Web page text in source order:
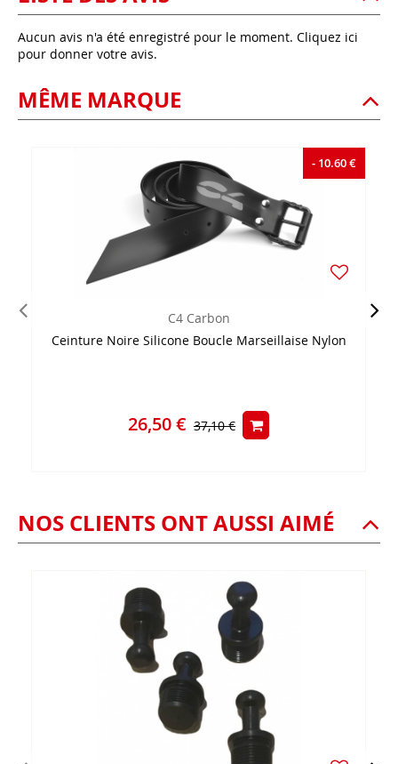
Aucun avis n'a été enregistré pour le moment. Cliquez ici
pour donner votre avis.
MÊME MARQUE
- 10.60 €
C4 Carbon
Ceinture Noire Silicone Boucle Marseillaise Nylon
26,50 € 37,10 €
NOS CLIENTS ONT AUSSI AIMÉ